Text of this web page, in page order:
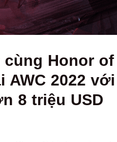
cùng Honor
AWC 2022
8 triệu USD